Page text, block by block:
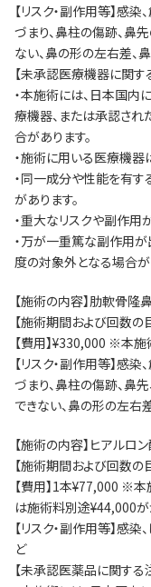
【リスク・副作用等】感
づまり、鼻柱の傷跡、鼻
ない、鼻の形の左右差、
【未承認医療機器に関す
・本施術には、日本国
療機器、または承認さ
合があります。
・施術に用いる医療機器
・同一成分や性能を有
があります。
・重大なリスクや副作用
・万が一重篤な副作用
度の対象外となる場合が
【施術の内容】肋軟骨隆
【施術期間および回数の
【費用】¥330,000 ※本施
【リスク・副作用等】感
づまり、鼻柱の傷跡、鼻
できない、鼻の形の左右
【施術の内容】ヒアルロン
【施術期間および回数の
【費用】1本¥77,000 ※本
は施術料別途¥44,000が
【リスク・副作用等】感
ど
【未承認医薬品に関する